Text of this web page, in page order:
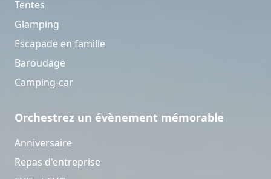
Tentes
Glamping
Escapade en famille
Baroudage
Camping-car
Orchestrez un évènement mémorable
Anniversaire
Repas d'entreprise